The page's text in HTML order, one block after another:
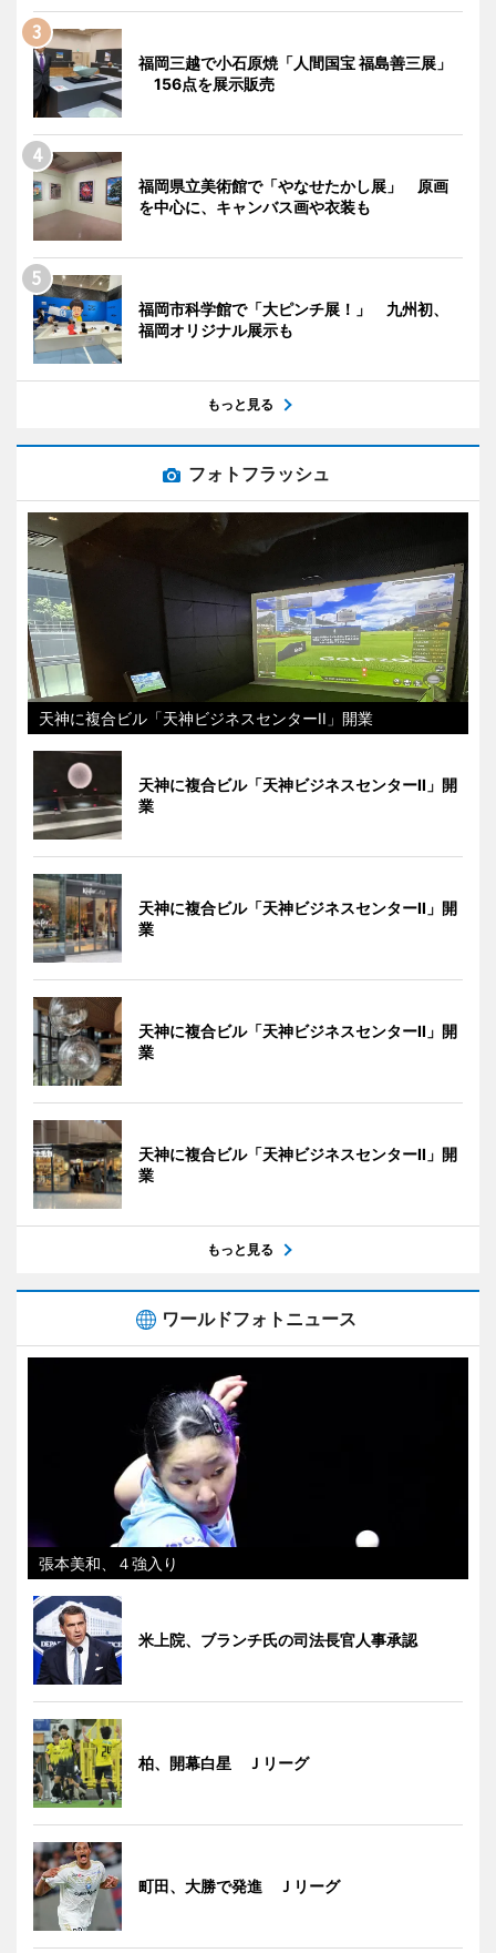
福岡三越で小石原焼「人間国宝 福島善三展」
156点を展示販売
福岡県立美術館で「やなせたかし展」 原画
を中心に、キャンバス画や衣装も
福岡市科学館で「大ピンチ展！」 九州初、
福岡オリジナル展示も
もっと見る
フォトフラッシュ
天神に複合ビル「天神ビジネスセンターII」開業
天神に複合ビル「天神ビジネスセンターII」開
業
天神に複合ビル「天神ビジネスセンターII」開
業
天神に複合ビル「天神ビジネスセンターII」開
業
天神に複合ビル「天神ビジネスセンターII」開
業
もっと見る
ワールドフォトニュース
張本美和、４強入り
米上院、ブランチ氏の司法長官人事承認
柏、開幕白星 Ｊリーグ
町田、大勝で発進 Ｊリーグ